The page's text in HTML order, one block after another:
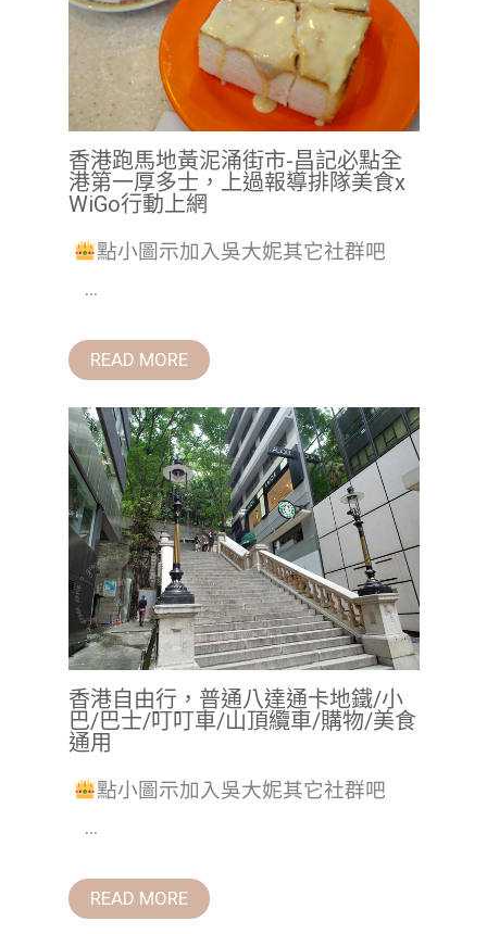
香港跑馬地黃泥涌街市-昌記必點全
港第一厚多士，上過報導排隊美食x
WiGo行動上網
點小圖示加入吳大妮其它社群吧
...
READ MORE
香港自由行，普通八達通卡地鐵/小
巴/巴士/叮叮車/山頂纜車/購物/美食
通用
點小圖示加入吳大妮其它社群吧
...
READ MORE